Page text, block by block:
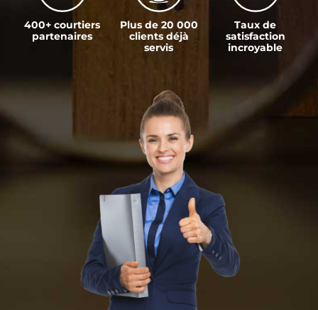
400+ courtiers
partenaires
Plus de 20 000
clients déjà
servis
Taux de
satisfaction
incroyable